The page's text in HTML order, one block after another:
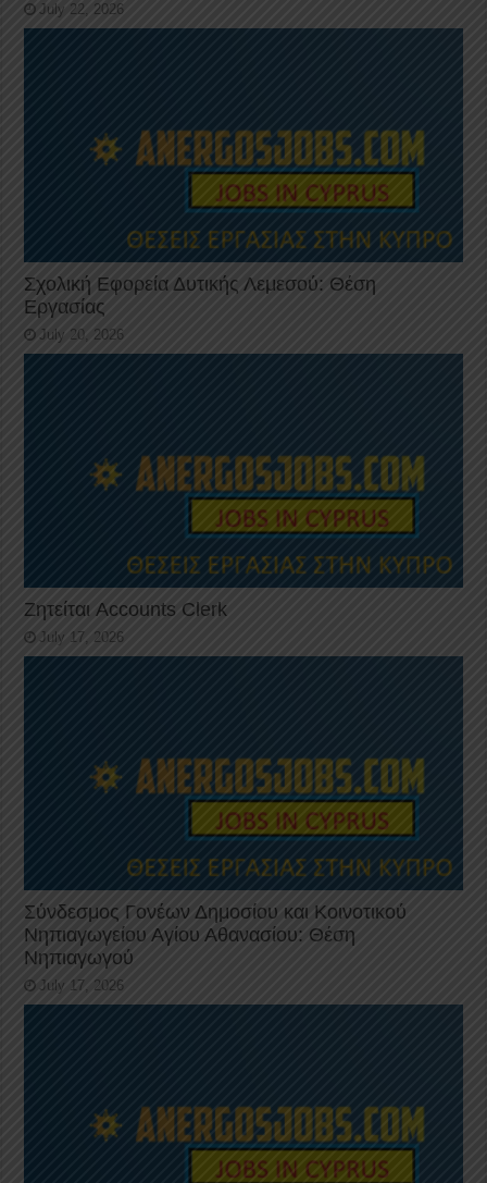
July 22, 2026
Σχολική Εφορεία Δυτικής Λεμεσού: Θέση
Εργασίας
July 20, 2026
Ζητείται Accounts Clerk
July 17, 2026
Σύνδεσμος Γονέων Δημοσίου και Κοινοτικού
Νηπιαγωγείου Αγίου Αθανασίου: Θέση
Νηπιαγωγού
July 17, 2026